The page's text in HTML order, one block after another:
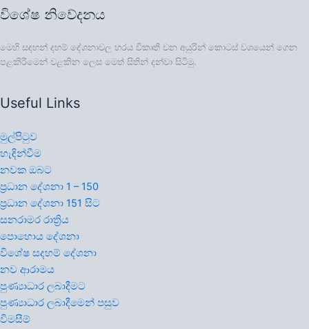
විශේෂ නිවේදනය
මෙහි සඳහන් දහම් දේශනාවල හරය විකෘති වන අයුරින් කොටස් වශයෙන් ගෙන
පළකිරීමෙන් වළකින ලෙස මෙත් සිතින් දන්වා සිටිමු.
Useful Links
මුල්පිටුව
හැඳින්වීම
නවක ඔබට
ප්‍රධාන දේශනා 1 – 150
ප්‍රධාන දේශනා 151 සිට
සනරාමර රාත්‍රිය
පොහොය දේශනා
විශේෂ සදහම් දේශනා
නව ආරාමය
පුණ්‍යාධාර ලබාදීමට
පුණ්‍යාධාර ලබාදීමෙන් පසුව
විමසීම්